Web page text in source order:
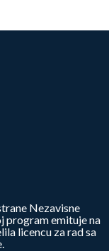
Nezavisne
program emituje na
licencu za rad sa